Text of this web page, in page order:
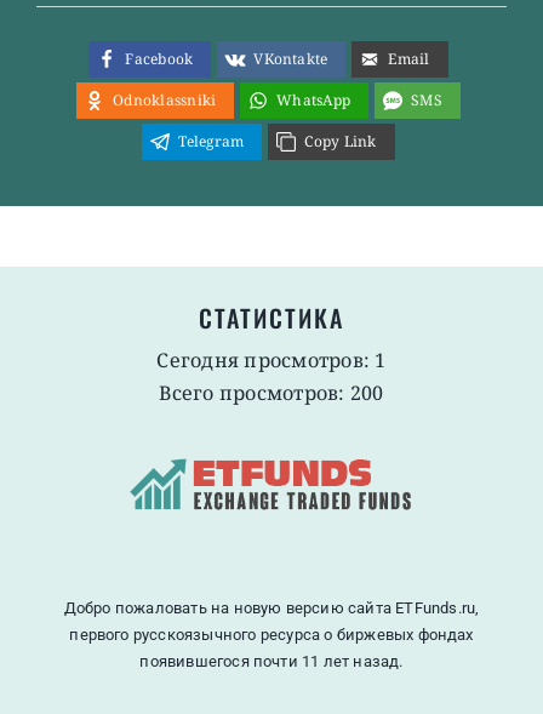
Facebook VKontakte
Email
Odnoklassniki
WhatsApp
SMS
Telegram
Copy Link
СТАТИСТИКА
Сегодня просмотров: 1
Всего просмотров: 200
Добро пожаловать на новую версию сайта ETFunds.ru,
первого русскоязычного ресурса о биржевых фондах
появившегося почти 11 лет назад.